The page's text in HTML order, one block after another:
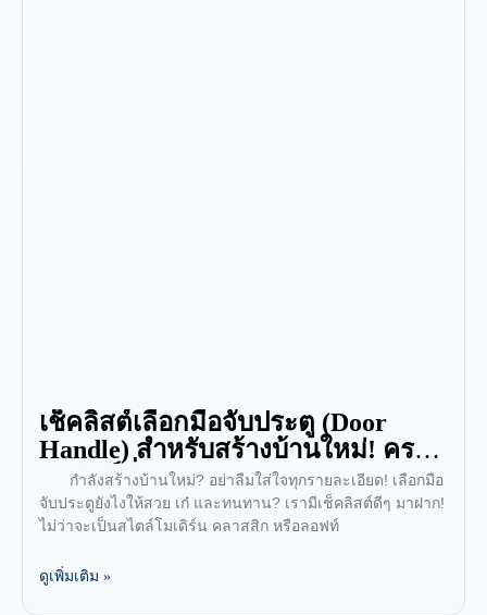
เช็คลิสต์เลือกมือจับประตู (Door
Handle) สำหรับสร้างบ้านใหม่! ครบ
ทุกฟังก์ชั่น สวย ทนทาน
กำลังสร้างบ้านใหม่? อย่าลืมใส่ใจทุกรายละเอียด! เลือกมือ
จับประตูยังไงให้สวย เก๋ และทนทาน? เรามีเช็คลิสต์ดีๆ มาฝาก!
ไม่ว่าจะเป็นสไตล์โมเดิร์น คลาสสิก หรือลอฟท์
ดูเพิ่มเติม »